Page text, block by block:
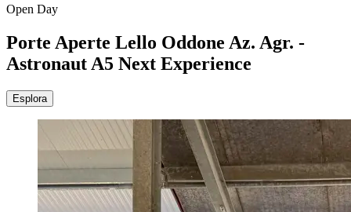
Open Day
Porte Aperte Lello Oddone Az. Agr. -
Astronaut A5 Next Experience
Esplora